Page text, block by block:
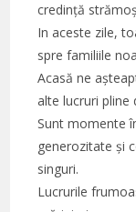
credință
In aceste zile,
spre familiile
Acasă ne
alte lucruri pline
Sunt momente
generozitate și
singuri.
Lucrurile